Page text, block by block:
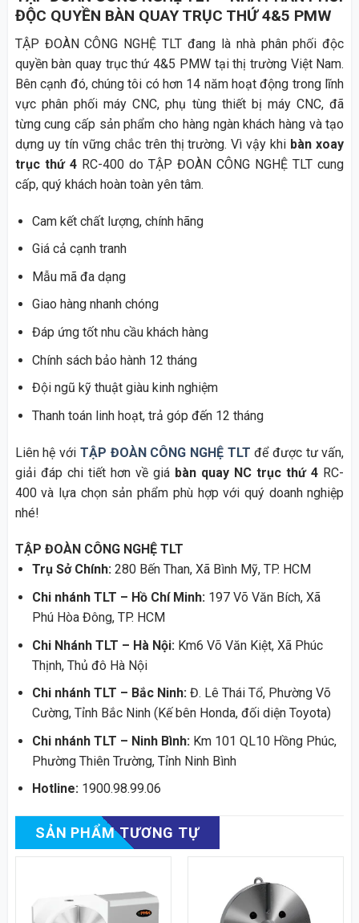
ĐỘC QUYỀN BÀN QUAY TRỤC THỨ 4&5 PMW
TẬP ĐOÀN CÔNG NGHỆ TLT đang là nhà phân phối độc
quyền bàn quay trục thứ 4&5 PMW tại thị trường Việt Nam.
Bên cạnh đó, chúng tôi có hơn 14 năm hoạt động trong lĩnh
vực phân phối máy CNC, phụ tùng thiết bị máy CNC, đã
từng cung cấp sản phẩm cho hàng ngàn khách hàng và tạo
dựng uy tín vững chắc trên thị trường. Vì vậy khi bàn xoay
trục thứ 4RC-400 do TẬP ĐOÀN CÔNG NGHỆ TLT cung
cấp, quý khách hoàn toàn yên tâm.
Cam kết chất lượng, chính hãng
Giá cả cạnh tranh
Mẫu mã đa dạng
Giao hàng nhanh chóng
Đáp ứng tốt nhu cầu khách hàng
Chính sách bảo hành 12 tháng
Đội ngũ kỹ thuật giàu kinh nghiệm
Thanh toán linh hoạt, trả góp đến 12 tháng
Liên hệ với TẬP ĐOÀN CÔNG NGHỆ TLT để được tư vấn,
giải đáp chi tiết hơn về giá bàn quay NC trục thứ 4 RC-
400 và lựa chọn sản phẩm phù hợp với quý doanh nghiệp
nhé!
TẬP ĐOÀN CÔNG NGHỆ TLT
Trụ Sở Chính:280 Bến Than, Xã Bình Mỹ, TP. HCM
Chi nhánh TLT – Hồ Chí Minh:197 Võ Văn Bích, Xã
Phú Hòa Đông, TP. HCM
Chi Nhánh TLT – Hà Nội: Km6 Võ Văn Kiệt, Xã Phúc
Thịnh, Thủ đô Hà Nội
Chi nhánh TLT – Bắc Ninh:Đ. Lê Thái Tổ, Phường Võ
Cường, Tỉnh Bắc Ninh (Kế bên Honda, đối diện Toyota)
Chi nhánh TLT – Ninh Bình: Km 101 QL10 Hồng Phúc,
Phường Thiên Trường, Tỉnh Ninh Bình
Hotline:1900.98.99.06
SẢN PHẨM TƯƠNG TỰ